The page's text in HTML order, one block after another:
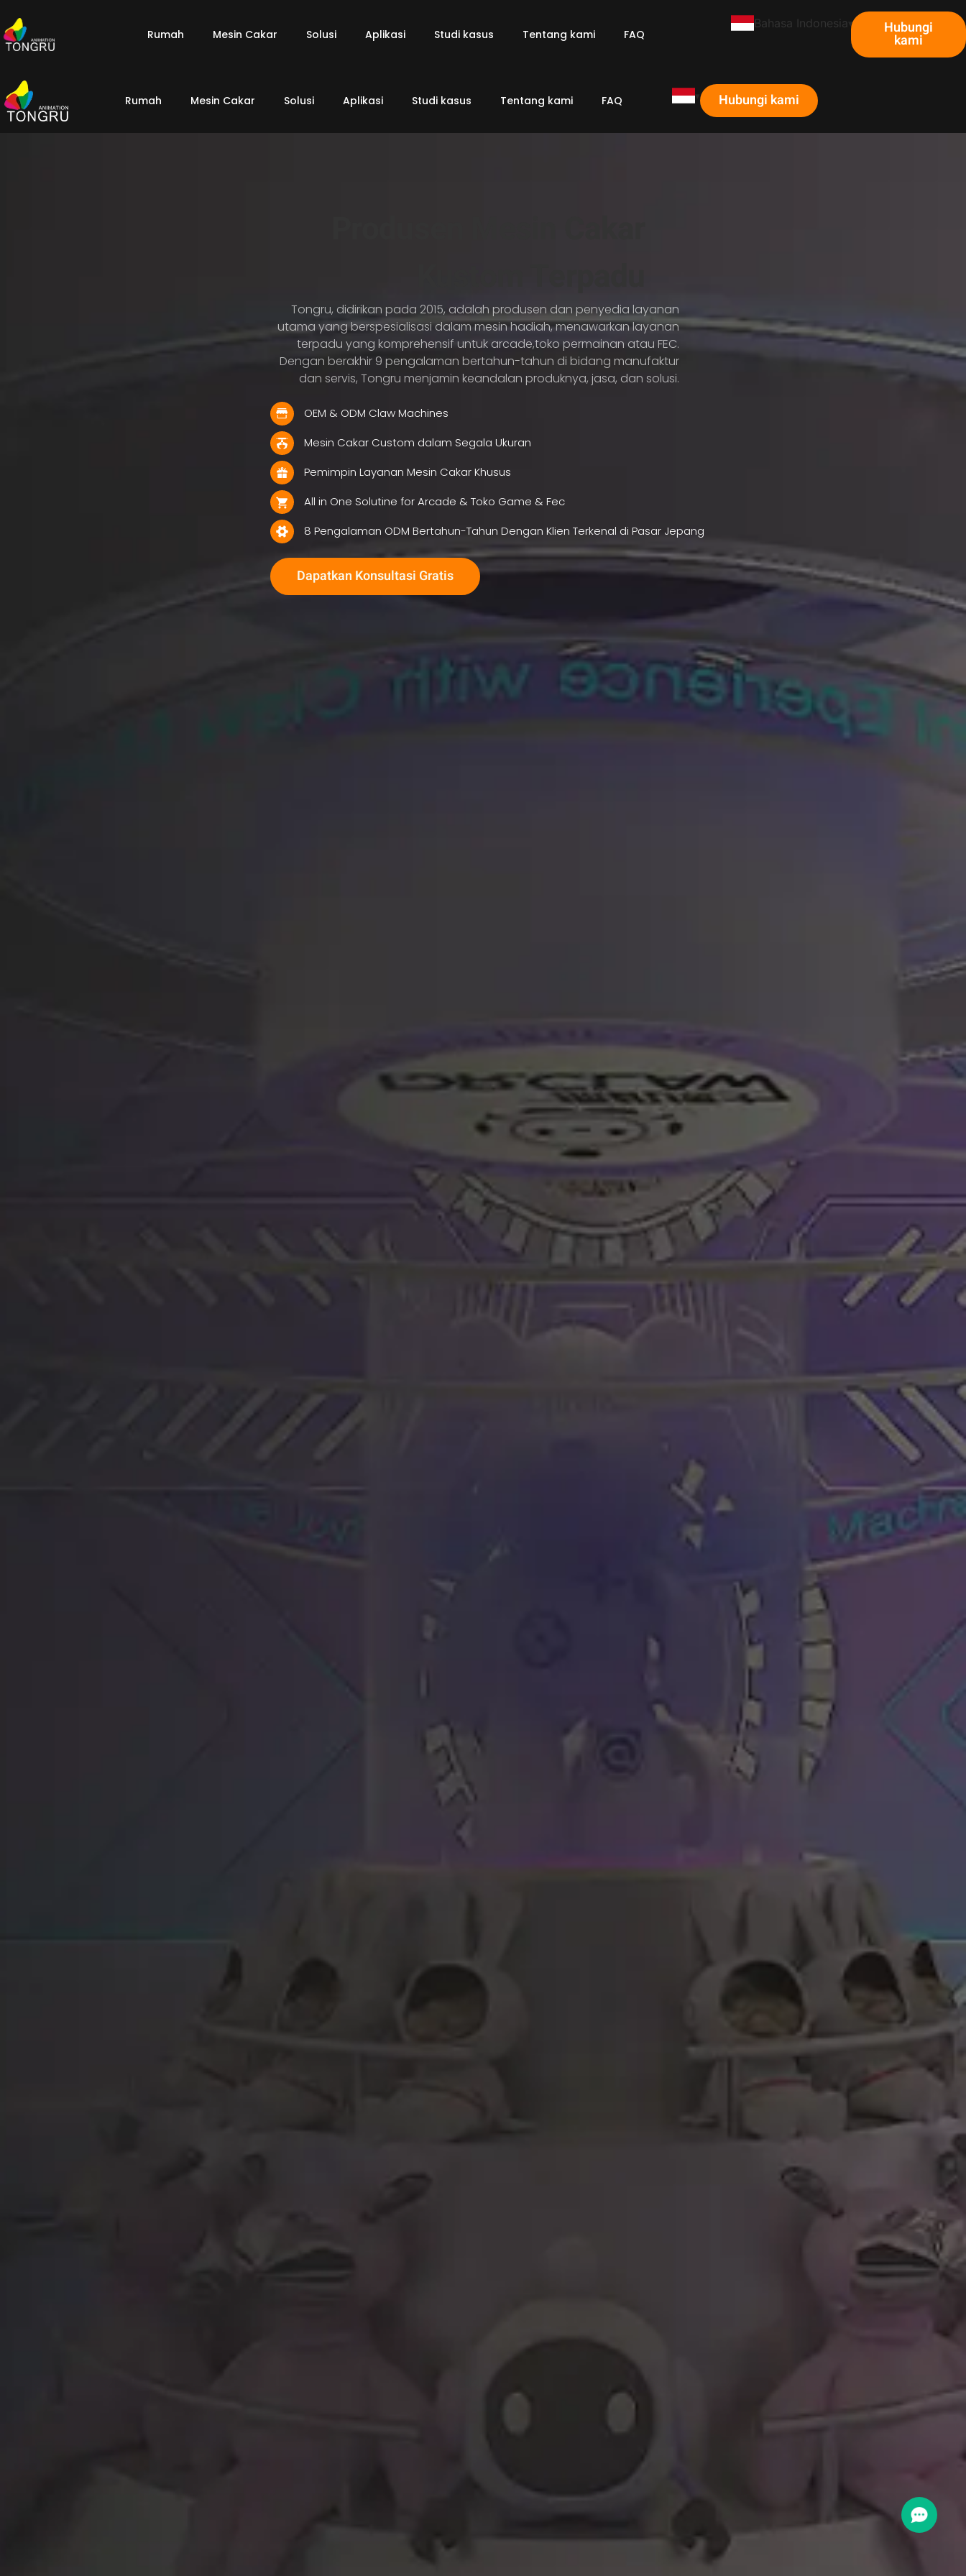
Rumah Mesin Cakar Solusi Aplikasi Studi kasus Tentang kami FAQ
Bahasa Indonesia Hubungi
kami
Rumah Mesin Cakar Solusi Aplikasi Studi kasus Tentang kami FAQ Hubungi kami
Tongru, didirikan pada 2015, adalah produsen dan penyedia layanan
utama yang berspesialisasi dalam mesin hadiah, menawarkan layanan
terpadu yang komprehensif untuk arcade,toko permainan atau FEC.
Dengan berakhir 9 pengalaman bertahun-tahun di bidang manufaktur
dan servis, Tongru menjamin keandalan produknya, jasa, dan solusi.
OEM & ODM Claw Machines
Mesin Cakar Custom dalam Segala Ukuran
Pemimpin Layanan Mesin Cakar Khusus
All in One Solutine for Arcade & Toko Game & Fec
8 Pengalaman ODM Bertahun-Tahun Dengan Klien Terkenal di Pasar Jepang
Dapatkan Konsultasi Gratis